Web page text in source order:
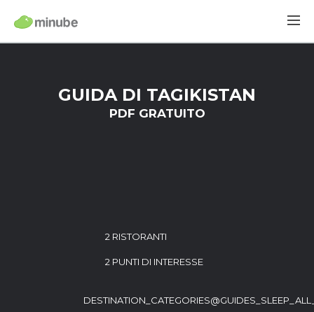
GUIDA DI TAGIKISTAN
PDF GRATUITO
2 RISTORANTI
2 PUNTI DI INTERESSE